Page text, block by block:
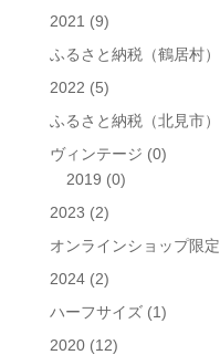
2021 (9)
ふるさと納税（鶴居村）
2022 (5)
ふるさと納税（北見市）
ヴィンテージ (0)
2019 (0)
2023 (2)
オンラインショップ限定
2024 (2)
ハーフサイズ (1)
2020 (12)